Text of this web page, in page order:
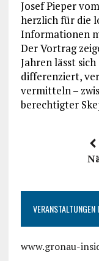
Josef Pieper
herzlich für die
Informationen
Der Vortrag
Jahren lässt
differenziert,
vermitteln –
berechtigter
www.gronau-